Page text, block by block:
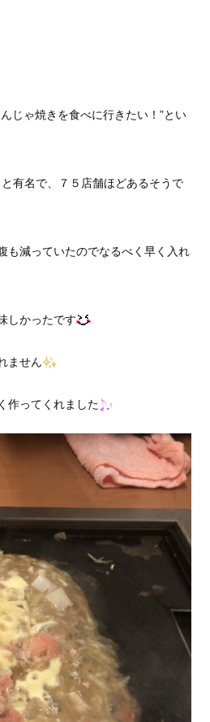
じゃ焼きを食べに行きたい！”とい
有名で、７５店舗ほどあるそうで
も減っていたのでなるべく早く入れ
しかったです
ません
作ってくれました